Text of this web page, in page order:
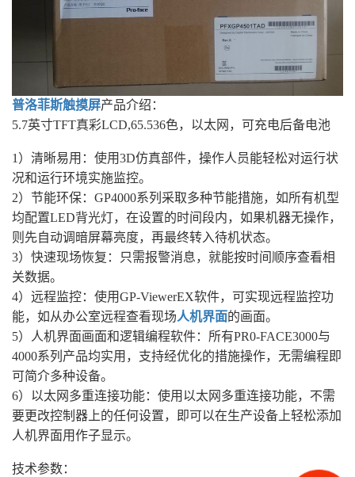
普洛菲斯触摸屏产品介绍：
5.7英寸TFT真彩LCD,65.536色，以太网，可充电后备电池
1）清晰易用：使用3D仿真部件，操作人员能轻松对运行状
况和运行环境实施监控。
2）节能环保：GP4000系列采取多种节能措施，如所有机型
均配置LED背光灯，在设置的时间段内，如果机器无操作，
则先自动调暗屏幕亮度，再最终转入待机状态。
3）快速现场恢复：只需报警消息，就能按时间顺序查看相
关数据。
4）远程监控：使用GP-ViewerEX软件，可实现远程监控功
能，如从办公室远程查看现场人机界面的画面。
5）人机界面画面和逻辑编程软件：所有PR0-FACE3000与
4000系列产品均实用，支持经优化的措施操作，无需编程即
可简介多种设备。
6）以太网多重连接功能：使用以太网多重连接功能，不需
要更改控制器上的任何设置，即可以在生产设备上轻松添加
人机界面用作子显示。
技术参数：